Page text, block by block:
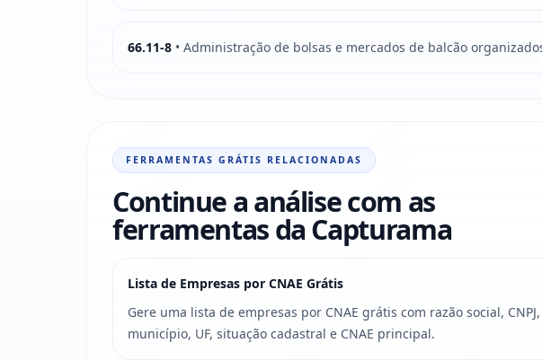
66.11-8 • Administração de bolsas e mercados de balcão
FERRAMENTAS GRÁTIS RELACIONADAS
Continue a análise com as
ferramentas da Capturama
Lista de Empresas por CNAE Grátis
Gere uma lista de empresas por CNAE grátis com razão social, CNPJ,
município, UF, situação cadastral e CNAE principal.